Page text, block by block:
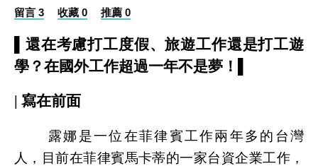
留言 3 收藏 0 推薦 0
▌還在考慮打工度假、旅遊工作還是打工遊
學？在國外工作超過一年不是夢！▌
| 寫在前面
露娜是一位在菲律賓工作兩年多的台灣
人，目前在菲律賓馬卡蒂的一家台資企業工作，